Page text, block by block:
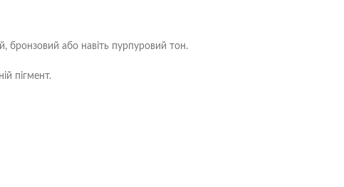
або навіть пурпуровий тон.
пігмент.